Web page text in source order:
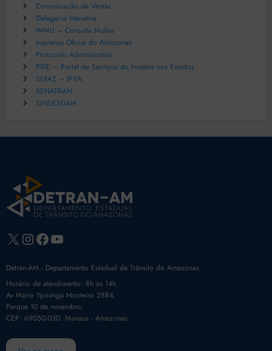
Comunicação de Venda
Delegacia Interativa
IMMU – Consulta Multas
Imprensa Oficial do Amazonas
Protocolo Administrativo
PSIE – Portal de Serviços do Inmetro nos Estados
SEFAZ – IPVA
SENATRAN
SINDESDAM
X Instagram
Facebook
Youtube
Detran-AM - Departamento Estadual de Trânsito do Amazonas
Horário de atendimento: 8h às 14h.
Av Mário Ypiranga Monteiro 2884,
Parque 10 de novembro,
CEP: 69050-030. Manaus - Amazonas